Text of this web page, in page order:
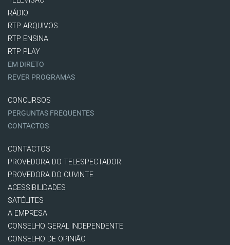
RÁDIO
RTP ARQUIVOS
RTP ENSINA
RTP PLAY
EM DIRETO
REVER PROGRAMAS
CONCURSOS
PERGUNTAS FREQUENTES
CONTACTOS
CONTACTOS
PROVEDORA DO TELESPECTADOR
PROVEDORA DO OUVINTE
ACESSIBILIDADES
SATÉLITES
A EMPRESA
CONSELHO GERAL INDEPENDENTE
CONSELHO DE OPINIÃO